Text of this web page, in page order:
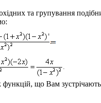
та групування
функцій, що Вам